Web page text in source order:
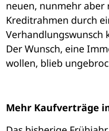
neuen, nunmehr aber
Kreditrahmen durch
Verhandlungswunsch
Der Wunsch, eine
wollen, blieb
Mehr Kaufverträge